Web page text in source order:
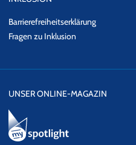
Barrierefreiheitserklärung
Fragen zu Inklusion
UNSER ONLINE-MAGAZIN